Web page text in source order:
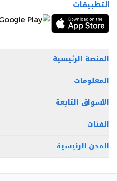
التطبيقات
المنصة الرئيسية
المعلومات
الأسواق التابعة
الفئات
المدن الرئيسية